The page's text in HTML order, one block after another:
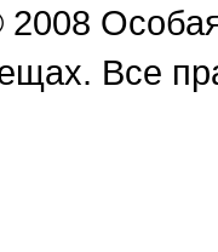
2008
Все